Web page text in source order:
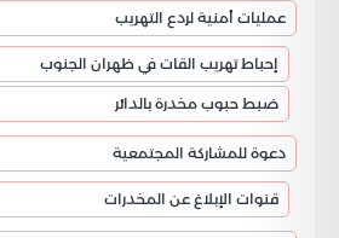
عمليات أمنية لردع التهريب
إحباط تهريب القات في ظهران الجنوب
ضبط حبوب مخدرة بالدائر
دعوة للمشاركة المجتمعية
قنوات الإبلاغ عن المخدرات